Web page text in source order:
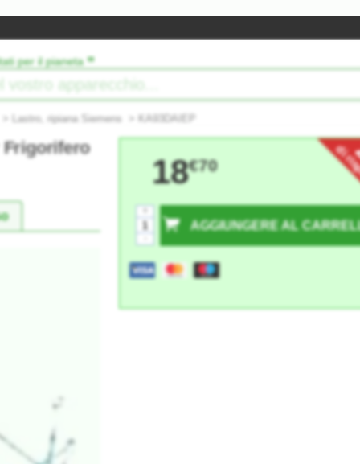
per il pianeta”
> Lastro, ripiana Siemens > KA93DAIEP
Frigorifero
di
18€70
AGGIUNGERE AL
+